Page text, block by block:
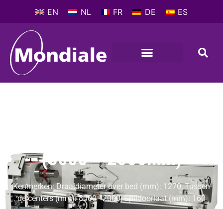
EN NL FR DE ES
(8000 – 2000mm)
Kenmerken: Draaidiameter over bed (mm): 1270, Tussen
de centers (mm): 8000 - 2000, Spildoorlaat (mm): 160